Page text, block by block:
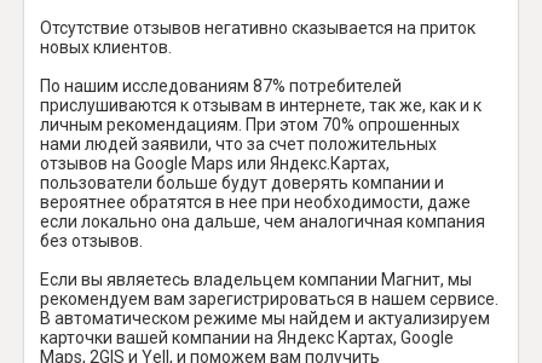
Отсутствие отзывов негативно сказывается на приток
новых клиентов.
По нашим исследованиям 87% потребителей
прислушиваются к отзывам в интернете, так же, как и к
личным рекомендациям. При этом 70% опрошенных
нами людей заявили, что за счет положительных
отзывов на Google Maps или Яндекс.Картах,
пользователи больше будут доверять компании и
вероятнее обратятся в нее при необходимости, даже
если локально она дальше, чем аналогичная компания
без отзывов.
Если вы являетесь владельцем компании Магнит, мы
рекомендуем вам зарегистрироваться в нашем сервисе.
В автоматическом режиме мы найдем и актуализируем
карточки вашей компании на Яндекс Картах, Google
Maps, 2GIS и Yell, и поможем вам получить